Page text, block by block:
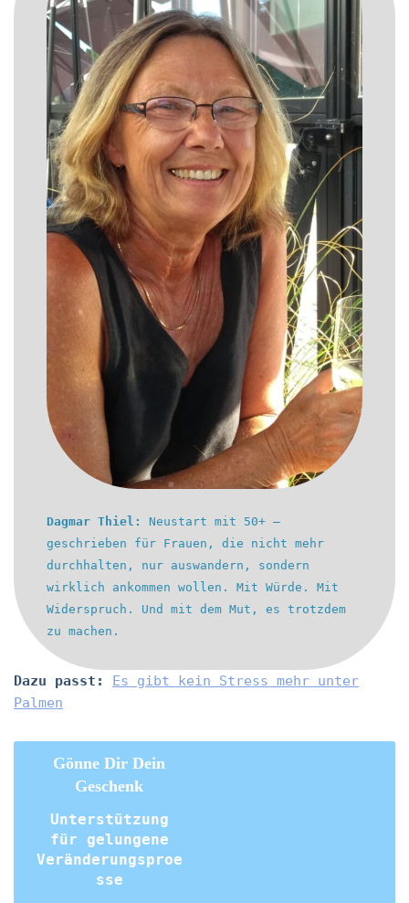
Dagmar Thiel:
Neustart mit 50+ –
geschrieben für Frauen, die nicht mehr
durchhalten, nur auswandern, sondern
wirklich ankommen wollen. Mit Würde. Mit
Widerspruch. Und mit dem Mut, es trotzdem
zu machen.
Dazu passt:
Es gibt kein Stress mehr unter
Palmen
Gönne Dir Dein
Geschenk
Unterstützung
für gelungene
Veränderungsproe
sse